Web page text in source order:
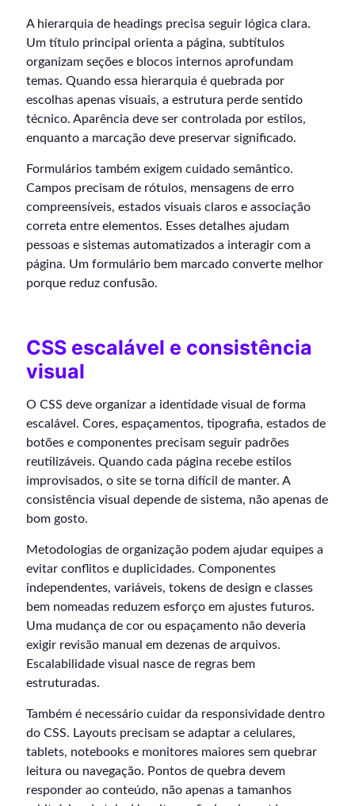
A hierarquia de headings precisa seguir lógica clara.
Um título principal orienta a página, subtítulos
organizam seções e blocos internos aprofundam
temas. Quando essa hierarquia é quebrada por
escolhas apenas visuais, a estrutura perde sentido
técnico. Aparência deve ser controlada por estilos,
enquanto a marcação deve preservar significado.
Formulários também exigem cuidado semântico.
Campos precisam de rótulos, mensagens de erro
compreensíveis, estados visuais claros e associação
correta entre elementos. Esses detalhes ajudam
pessoas e sistemas automatizados a interagir com a
página. Um formulário bem marcado converte melhor
porque reduz confusão.
CSS escalável e consistência
visual
O CSS deve organizar a identidade visual de forma
escalável. Cores, espaçamentos, tipografia, estados de
botões e componentes precisam seguir padrões
reutilizáveis. Quando cada página recebe estilos
improvisados, o site se torna difícil de manter. A
consistência visual depende de sistema, não apenas de
bom gosto.
Metodologias de organização podem ajudar equipes a
evitar conflitos e duplicidades. Componentes
independentes, variáveis, tokens de design e classes
bem nomeadas reduzem esforço em ajustes futuros.
Uma mudança de cor ou espaçamento não deveria
exigir revisão manual em dezenas de arquivos.
Escalabilidade visual nasce de regras bem
estruturadas.
Também é necessário cuidar da responsividade dentro
do CSS. Layouts precisam se adaptar a celulares,
tablets, notebooks e monitores maiores sem quebrar
leitura ou navegação. Pontos de quebra devem
responder ao conteúdo, não apenas a tamanhos